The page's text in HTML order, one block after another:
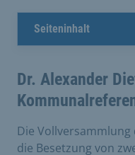
Seiteninhalt
Dr. Alexander
Die
die Besetzung von